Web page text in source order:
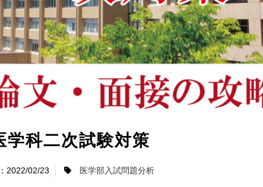
学科二次試験対策
2022/02/23 医学部入試問題分析